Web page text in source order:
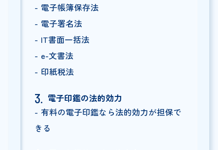
電子帳簿保存法
電子署名法
IT書面一括法
e-文書法
印紙税法
電子印鑑の法的効力
有料の電子印鑑なら法的効力が担保で
きる